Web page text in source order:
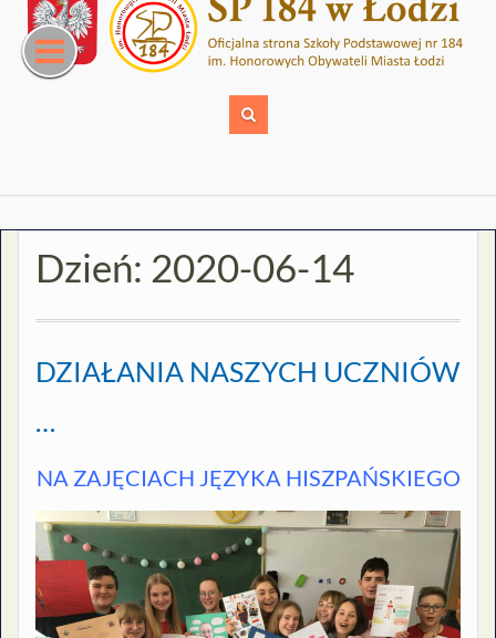
content
Dzień: 2020-06-14
DZIAŁANIA NASZYCH UCZNIÓW
…
NA ZAJĘCIACH JĘZYKA HISZPAŃSKIEGO